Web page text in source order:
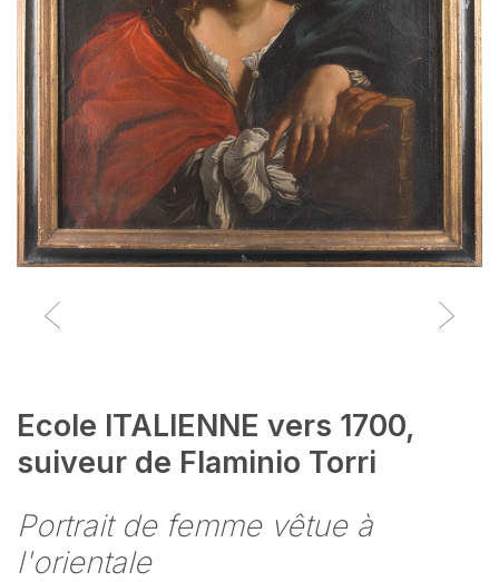
Ecole ITALIENNE vers 1700,
suiveur de Flaminio Torri
Portrait de femme vêtue à
l'orientale